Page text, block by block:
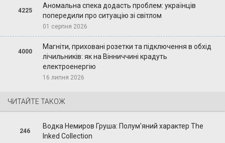
4225
Аномальна спека додасть проблем: українців
попередили про ситуацію зі світлом
01 серпня 2026
4000
Магніти, приховані розетки та підключення в обхід
лічильників: як на Вінниччині крадуть
електроенергію
16 липня 2026
ЧИТАЙТЕ ТАКОЖ
246
Водка Немиров Груша: Полум'яний характер The
Inked Collection